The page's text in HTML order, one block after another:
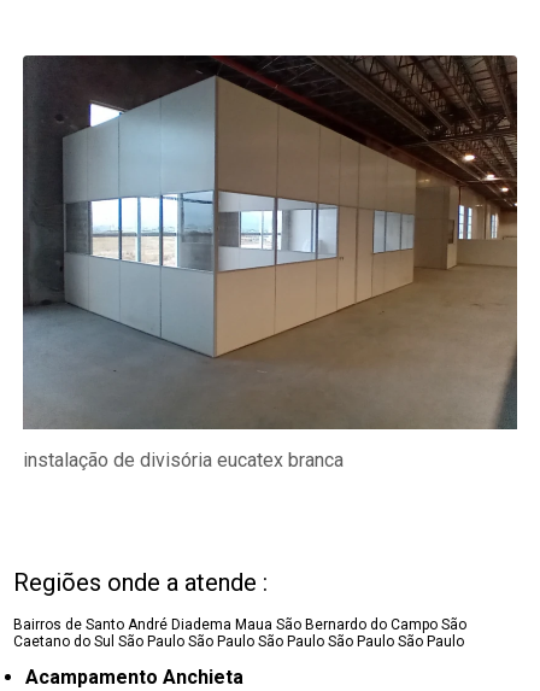
instalação de divisória eucatex branca
Regiões onde a atende :
Bairros de Santo André Diadema Maua São Bernardo do Campo São
Caetano do SulSão Paulo São Paulo São Paulo São Paulo São Paulo
Acampamento Anchieta